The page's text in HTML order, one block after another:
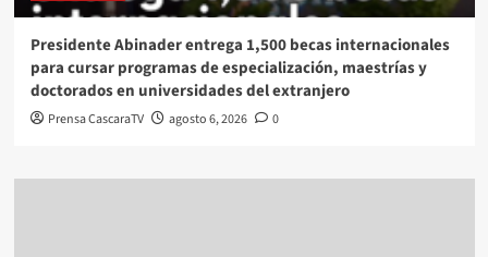
Presidente Abinader entrega 1,500 becas internacionales
para cursar programas de especialización, maestrías y
doctorados en universidades del extranjero
Prensa CascaraTV agosto 6, 2026 0